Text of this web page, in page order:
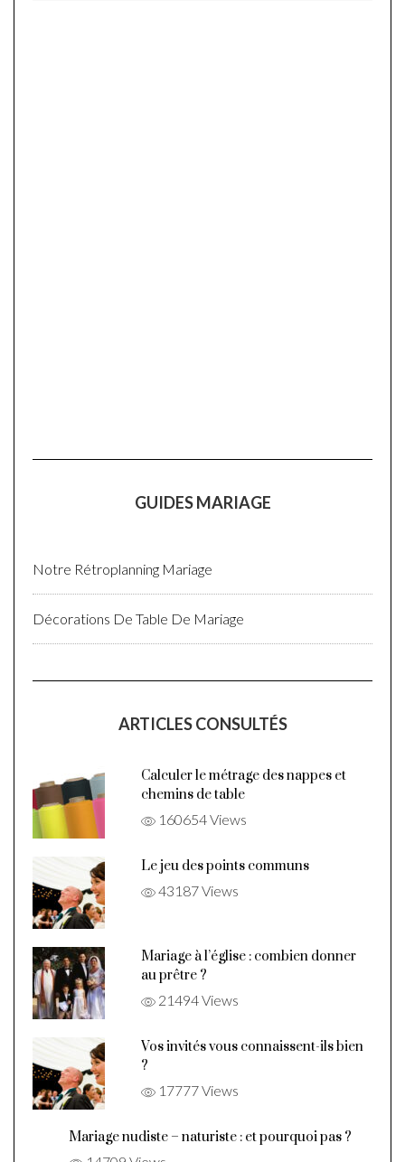
GUIDES MARIAGE
Notre Rétroplanning Mariage
Décorations De Table De Mariage
ARTICLES CONSULTÉS
Calculer le métrage des nappes et
chemins de table
160654 Views
Le jeu des points communs
43187 Views
Mariage à l’église : combien donner
au prêtre ?
21494 Views
Vos invités vous connaissent-ils bien
?
17777 Views
Mariage nudiste – naturiste : et pourquoi pas ?